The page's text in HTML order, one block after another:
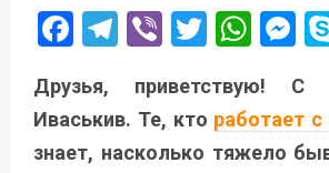
Facebook
Telegram
ViberTwitter
Друзья, приветствую! С
Иваськив. Те, кто работает
знает, насколько тяжело